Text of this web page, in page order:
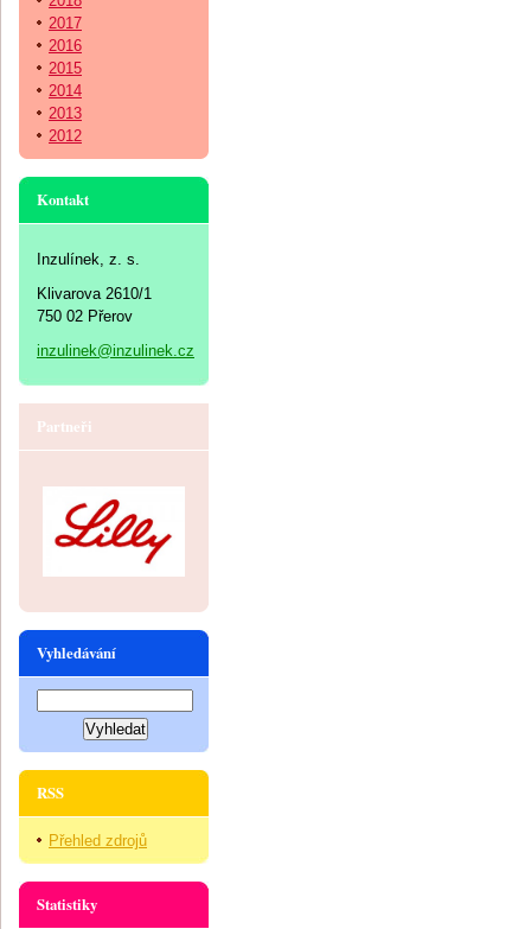
2017
2016
2015
2014
2013
2012
Kontakt
Inzulínek, z. s.
Klivarova 2610/1
750 02 Přerov
inzulinek@inzulinek.cz
Partneři
Vyhledávání
RSS
Přehled zdrojů
Statistiky